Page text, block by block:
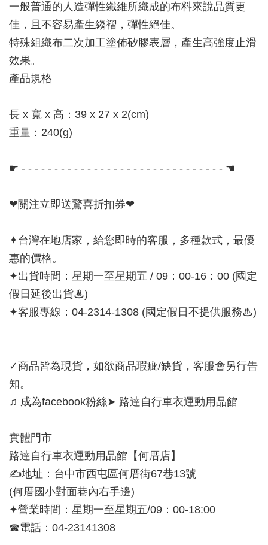
一般普通的人造彈性纖維所織成的布料來說品質更
佳，且不容易產生縐褶，彈性絕佳。
特殊組織布二次加工塗佈矽膠表層，產生高強度止滑
效果。
產品規格
長 x 寬 x 高：39 x 27 x 2(cm)
重量：240(g)
☛ - - - - - - - - - - - - - - - - - - - - - - - - - - - - - - - ☚
❤關注立即送驚喜折扣券❤
✦台灣在地店家，給您即時的客服，多種款式，最優
惠的價格。
✦出貨時間：星期一至星期五 / 09：00-16：00 (國定
假日延後出貨♨)
✦客服專線：04-2314-1308 (國定假日不提供服務♨)
✓商品皆為現貨，如欲商品瑕疵/缺貨，客服會另行告
知。
♫ 成為facebook粉絲➤ 路達自行車衣運動用品館
實體門市
路達自行車衣運動用品館【何厝店】
✍地址：台中市西屯區何厝街67巷13號
(何厝國小對面巷內右手邊)
✦營業時間：星期一至星期五/09：00-18:00
☎電話：04-23141308